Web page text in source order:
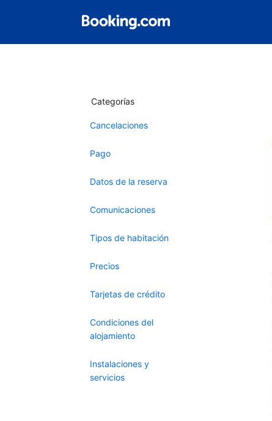
Categorías
Cancelaciones
Pago
Datos de la reserva
Comunicaciones
Tipos de habitación
Precios
Tarjetas de crédito
Condiciones del
alojamiento
Instalaciones y
servicios